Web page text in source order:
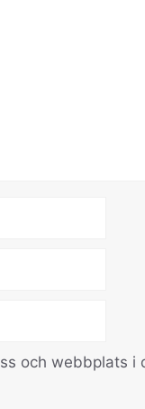
och webbplats